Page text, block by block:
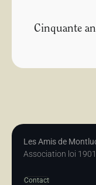
Cinquante
Les Amis de
Association loi
Contact